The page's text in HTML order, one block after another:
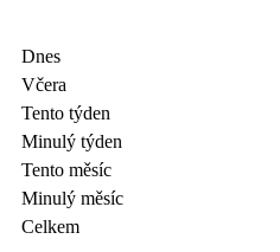
Dnes
Včera
Tento týden
Minulý týden
Tento měsíc
Minulý měsíc
Celkem